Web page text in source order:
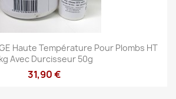
Haute Température Pour Plombs HT
Avec Durcisseur 50g
31,90 €